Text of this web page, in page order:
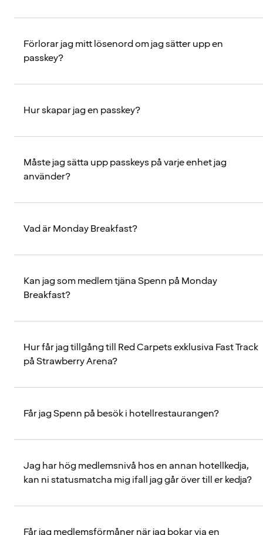
Förlorar jag mitt lösenord om jag sätter upp en
passkey?
Hur skapar jag en passkey?
Måste jag sätta upp passkeys på varje enhet jag
använder?
Vad är Monday Breakfast?
Kan jag som medlem tjäna Spenn på Monday
Breakfast?
Hur får jag tillgång till Red Carpets exklusiva Fast Track
på Strawberry Arena?
Får jag Spenn på besök i hotellrestaurangen?
Jag har hög medlemsnivå hos en annan hotellkedja,
kan ni statusmatcha mig ifall jag går över till er kedja?
Får jag medlemsförmåner när jag bokar via en